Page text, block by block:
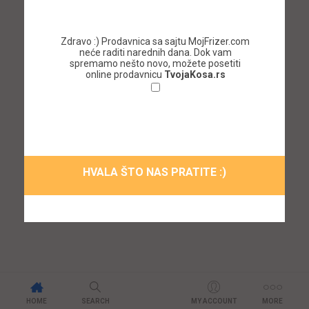
HOME SEARCH MY ACCOUNT MORE
Zdravo :) Prodavnica sa sajtu MojFrizer.com
neće raditi narednih dana. Dok vam
spremamo nešto novo, možete posetiti
online prodavnicu TvojaKosa.rs
HVALA ŠTO NAS PRATITE :)